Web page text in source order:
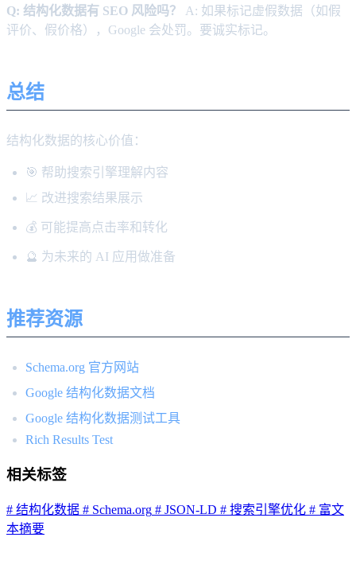
Q: 结构化数据有 SEO 风险吗？
A: 如果标记虚假数据（如假
评价、假价格），Google 会处罚。要诚实标记。
总结
结构化数据的核心价值：
🎯 帮助搜索引擎理解内容
📈 改进搜索结果展示
💰 可能提高点击率和转化
🔮 为未来的 AI 应用做准备
推荐资源
Schema.org 官方网站
Google 结构化数据文档
Google 结构化数据测试工具
Rich Results Test
相关标签
# 结构化数据 # Schema.org # JSON-LD # 搜索引擎优化 # 富文
本摘要